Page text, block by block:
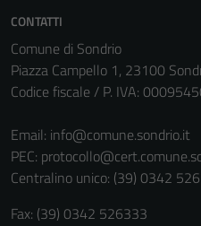
CONTATTI
Comune di Sondrio
Piazza Campello 1, 23100
Codice fiscale / P. IVA:
Email: info@comune.sondrio.it
PEC:
Centralino unico: (39) 0342
Fax: (39) 0342 526333